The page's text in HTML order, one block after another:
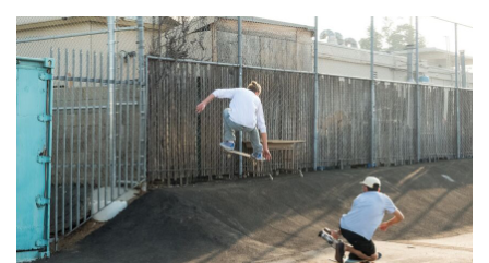
ACCESSOIRES
SKATEBOARD
HOMEWARE
SALE
MERKEN